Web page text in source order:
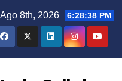
8th, 2026 6:28:39 PM